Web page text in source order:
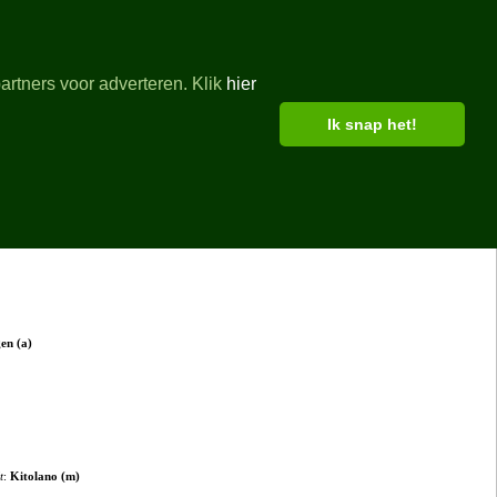
voor adverteren. Klik hier
Ik snap het!
(a)
: Kitolano (m)